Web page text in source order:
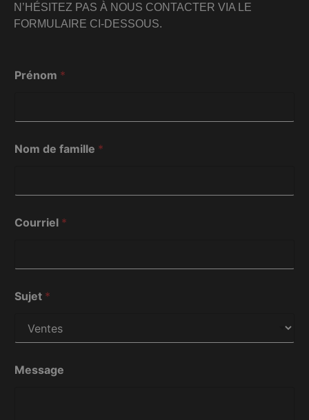
N’HÉSITEZ PAS À NOUS CONTACTER VIA LE
FORMULAIRE CI-DESSOUS.
Prénom *
Nom de famille *
Courriel *
a
l
e
C
Sujet *
Message